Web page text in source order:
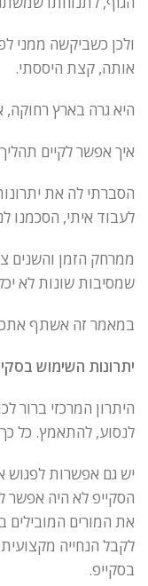
ולכן כשביקשה ממני
אותה, קצת היססתי.
היא גרה בארץ
איך אפשר לקיים
הסברתי לה את
לעבוד איתי, הסכמנו
ממרחק הזמן והשנים
שמסיבות שונות לא
במאמר זה אשתף
יתרונות השימוש
היתרון המרכזי ברור
לנסוע, להתאמץ. כל כך
יש גם אפשרות לפגוש
הסקייפ לא היה אפשר
את המורים המובילים
לקבל הנחייה
בסקייפ.